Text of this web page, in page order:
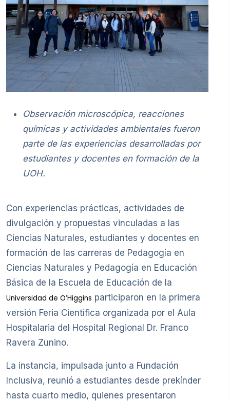
Observación microscópica, reacciones
químicas y actividades ambientales fueron
parte de las experiencias desarrolladas por
estudiantes y docentes en formación de la
UOH.
Con experiencias prácticas, actividades de
divulgación y propuestas vinculadas a las
Ciencias Naturales, estudiantes y docentes en
formación de las carreras de Pedagogía en
Ciencias Naturales y Pedagogía en Educación
Básica de la Escuela de Educación de la
Universidad de O’Higgins participaron en la primera
versión Feria Científica organizada por el Aula
Hospitalaria del Hospital Regional Dr. Franco
Ravera Zunino.
La instancia, impulsada junto a Fundación
Inclusiva, reunió a estudiantes desde prekínder
hasta cuarto medio, quienes presentaron